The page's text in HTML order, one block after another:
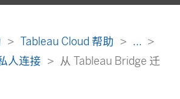
Tableau Cloud 帮助
...
人连接
从 Tableau Bridge 迁